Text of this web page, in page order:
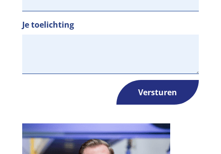
Je toelichting
Versturen